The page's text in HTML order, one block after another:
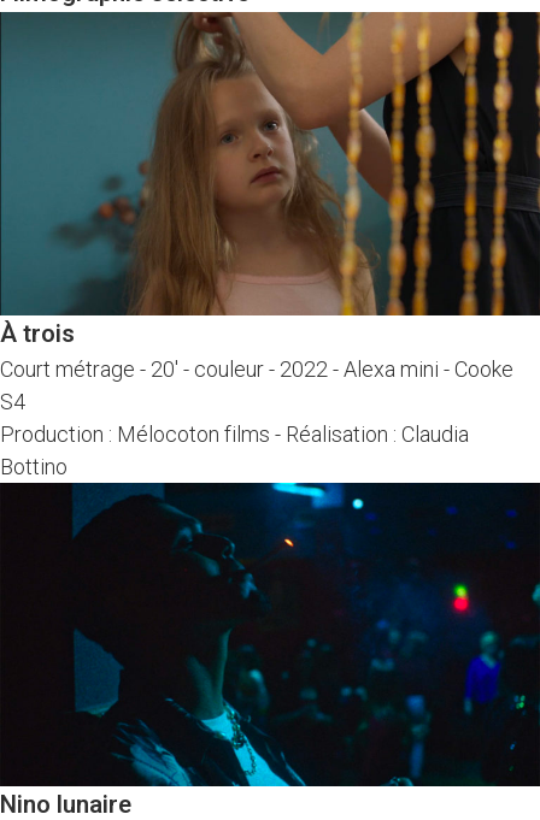
À trois
Court métrage - 20' - couleur - 2022 -Alexa mini - Cooke
S4
Production : Mélocoton films - Réalisation : Claudia
Bottino
Nino lunaire